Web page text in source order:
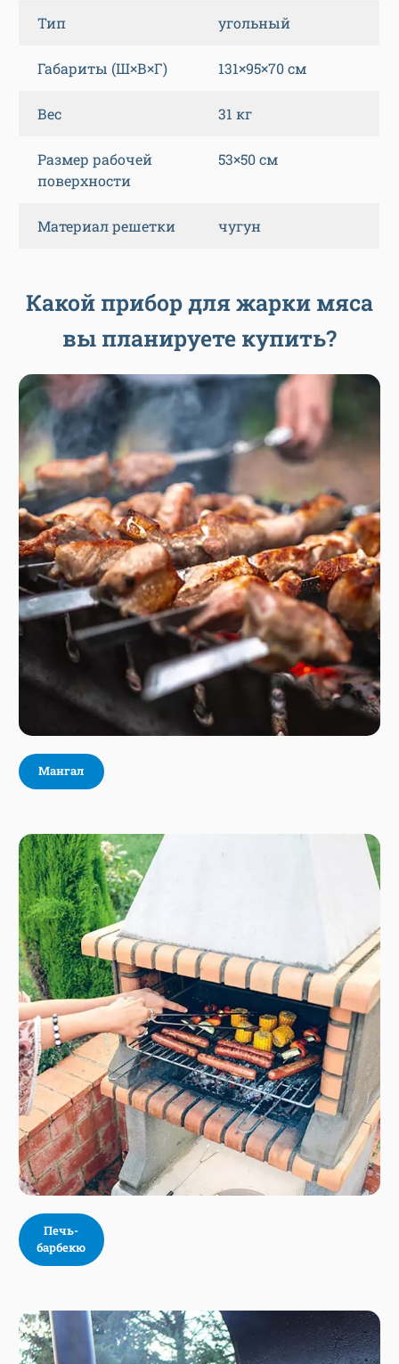
Тип угольный
Габариты (Ш×В×Г) 131×95×70 см
Вес 31 кг
Размер рабочей
поверхности
53×50 см
Материал решетки чугун
Какой прибор для жарки мяса
вы планируете купить?
Мангал
Печь-
барбекю